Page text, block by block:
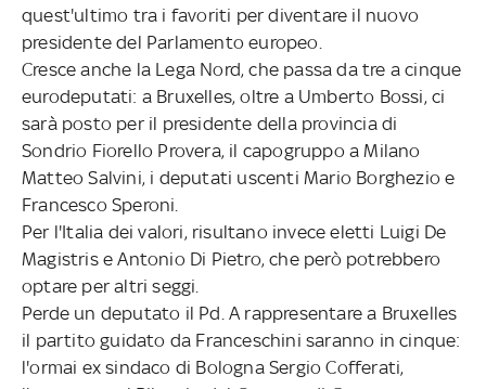
quest'ultimo tra i favoriti per diventare il nuovo
presidente del Parlamento europeo.
Cresce anche la Lega Nord, che passa da tre a cinque
eurodeputati: a Bruxelles, oltre a Umberto Bossi, ci
sarà posto per il presidente della provincia di
Sondrio Fiorello Provera, il capogruppo a Milano
Matteo Salvini, i deputati uscenti Mario Borghezio e
Francesco Speroni.
Per l'Italia dei valori, risultano invece eletti Luigi De
Magistris e Antonio Di Pietro, che però potrebbero
optare per altri seggi.
Perde un deputato il Pd. A rappresentare a Bruxelles
il partito guidato da Franceschini saranno in cinque:
l'ormai ex sindaco di Bologna Sergio Cofferati,